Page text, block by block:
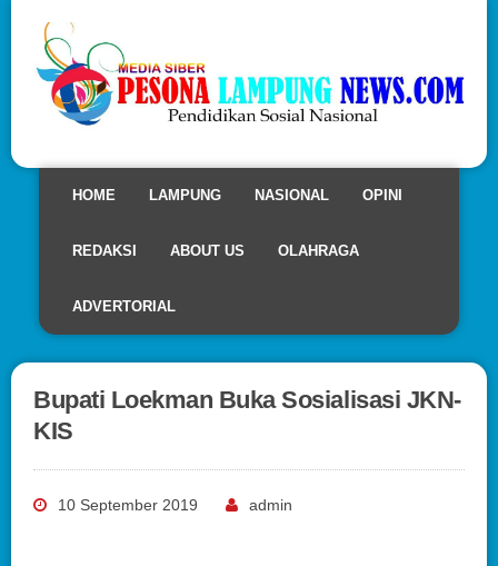
HOME LAMPUNG NASIONAL OPINI
REDAKSI ABOUT US OLAHRAGA
ADVERTORIAL
Bupati Loekman Buka Sosialisasi JKN-
KIS
10 September 2019 admin